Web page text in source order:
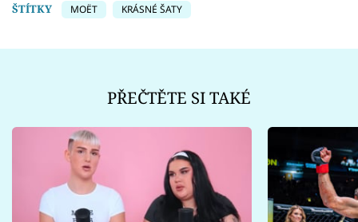
ŠTÍTKY
MOËT KRÁSNÉ ŠATY
PŘEČTĚTE SI TAKÉ